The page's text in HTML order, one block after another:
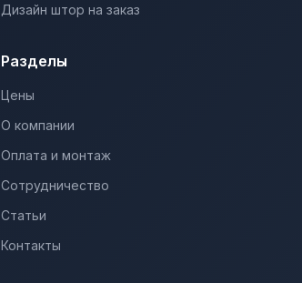
Дизайн штор на заказ
Разделы
Цены
О компании
Оплата и монтаж
Сотрудничество
Статьи
Контакты